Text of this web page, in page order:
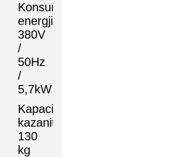
Konsumi
energjis:
380V
/
50Hz
/
5,7kW
Kapaciteti
kazanit:
130
kg